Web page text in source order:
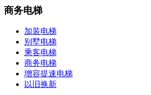
商务电梯
加装电梯
别墅电梯
乘客电梯
商务电梯
增容提速电梯
以旧换新